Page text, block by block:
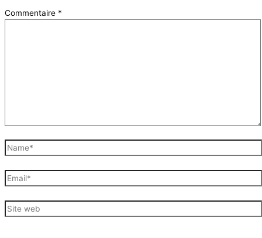
Commentaire *
Name*
Email*
Site
web